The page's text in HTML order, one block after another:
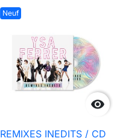
Neuf

REMIXES INEDITS / CD